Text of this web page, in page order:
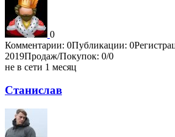
0
Комментарии: 0Публикации: 0
2019Продаж/Покупок: 0/0
не в сети 1 месяц
Станислав